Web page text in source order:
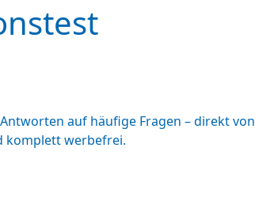
auf häufige Fragen – direkt von
komplett werbefrei.